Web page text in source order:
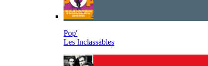
Pop'
Les Inclassables